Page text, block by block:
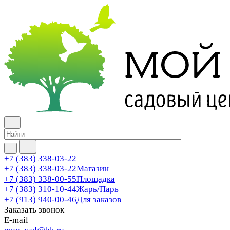
+7 (383) 338-03-22
+7 (383) 338-03-22Магазин
+7 (383) 338-00-55Площадка
+7 (383) 310-10-44Жарь/Парь
+7 (913) 940-00-46Для заказов
Заказать звонок
E-mail